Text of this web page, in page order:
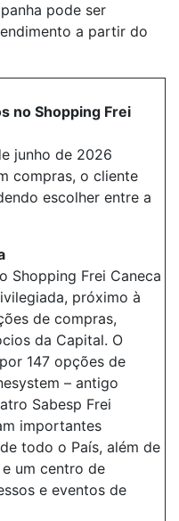
pode ser
a partir do
no Shopping Frei
junho de 2026
compras, o cliente
escolher entre a
Shopping Frei Caneca
próximo à
de compras,
da Capital. O
147 opções de
– antigo
Sabesp Frei
importantes
todo o País, além de
um centro de
e eventos de